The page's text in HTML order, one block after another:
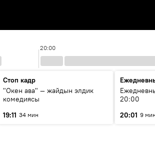
20:00
Стоп кадр
"Окен ава" — жайдын элдик
комедиясы
19:11 34 мин
20:00
20:01 9 мин